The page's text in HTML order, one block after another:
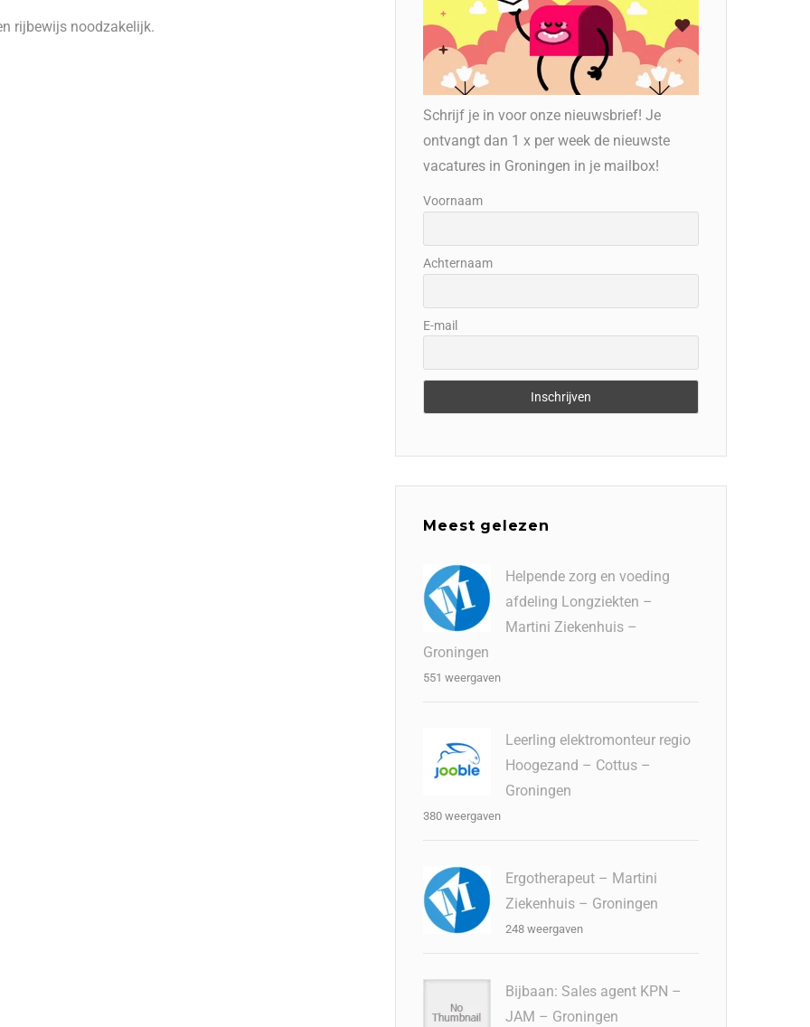
rijbewijs noodzakelijk.
Schrijf je in voor onze nieuwsbrief! Je
ontvangt dan 1 x per week de nieuwste
vacatures in Groningen in je mailbox!
Voornaam
Achternaam
E-mail
Meest gelezen
Helpende zorg en voeding
afdeling Longziekten –
Martini Ziekenhuis –
Groningen
551 weergaven
Leerling elektromonteur regio
Hoogezand – Cottus –
Groningen
380 weergaven
Ergotherapeut – Martini
Ziekenhuis – Groningen
248 weergaven
Bijbaan: Sales agent KPN –
JAM – Groningen